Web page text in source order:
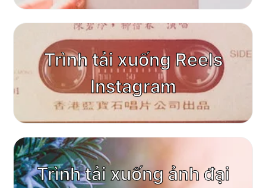
Trình tải xuống Reels
Instagram
Trình tải xuống ảnh đại